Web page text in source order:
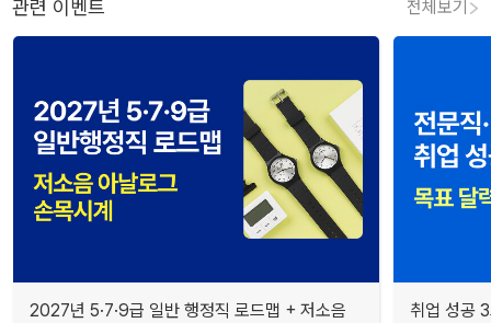
관련 이벤트 전체보기
2027년 5·7·9급 일반 행정직 로드맵 + 저소음
취업 성공